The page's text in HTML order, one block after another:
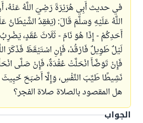
في حديث أَبِي هُرَيْرَةَ رَضِيَ اللَّهُ عَنْهُ،
اللَّهُ عَلَيْهِ وَسَلَّمَ قَالَ: (يَعْقِدُ الشَّيْطَانُ
أَحَدِكُمْ - إِذَا هُوَ نَامَ - ثَلَاثَ عُقَدٍ،
لَيْلٌ طَوِيلٌ فَارْقُدْ، فَإِنِ اسْتَيْقَظَ فَذَكَرَ
فَإِنْ تَوَضَّأَ انْحَلَّتْ عُقْدَةٌ، فَإِنْ صَلَّى
نَشِيطًا طَيِّبَ النَّفْسِ، وَإِلَّا أَصْبَحَ
هل المقصود بالصلاة صلاة الفجر؟
الجواب